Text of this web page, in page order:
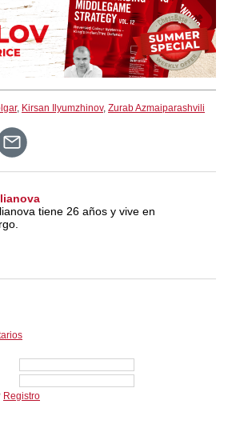
, Kirsan Ilyumzhinov, Zurab Azmaiparashvili
tiene 26 años y vive en
Registro